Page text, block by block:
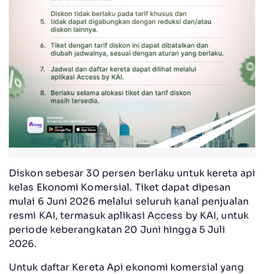
Diskon sebesar 30 persen berlaku untuk kereta api
kelas Ekonomi Komersial. Tiket dapat dipesan
mulai 6 Juni 2026 melalui seluruh kanal penjualan
resmi KAI, termasuk aplikasi Access by KAI, untuk
periode keberangkatan 20 Juni hingga 5 Juli
2026.
Untuk daftar Kereta Api ekonomi komersial yang